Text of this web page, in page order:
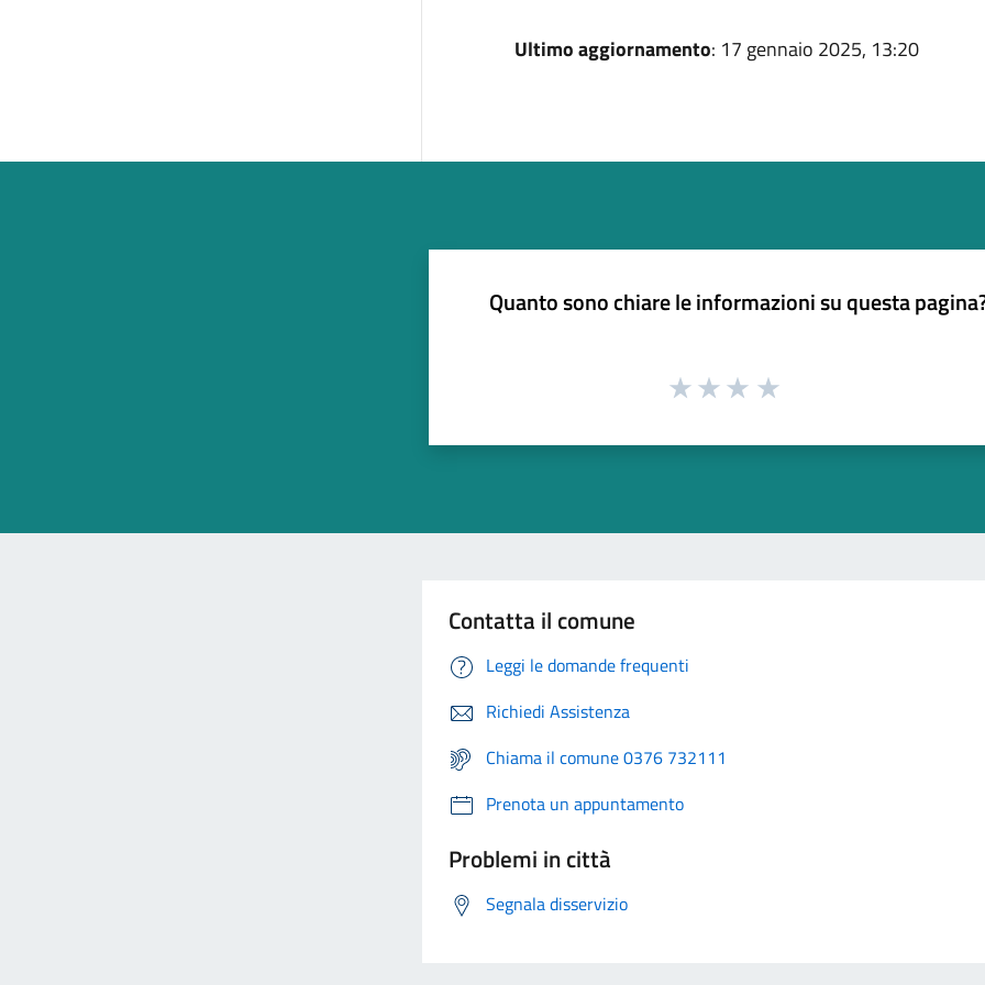
Ultimo aggiornamento: 17 gennaio 2025, 13:20
Quanto sono chiare le informazioni su questa
Contatta il comune
Leggi le domande frequenti
Richiedi Assistenza
Chiama il comune 0376 732111
Prenota un appuntamento
Problemi in città
Segnala disservizio